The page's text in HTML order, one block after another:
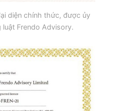
diện chính thức, được ủy
Frendo Advisory.